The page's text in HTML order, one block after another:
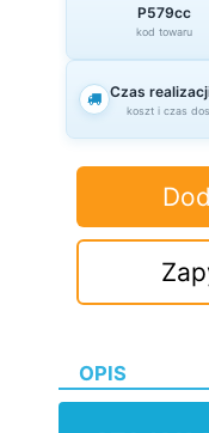
P579cc
kod towaru
Czas
koszt i czas
OPIS